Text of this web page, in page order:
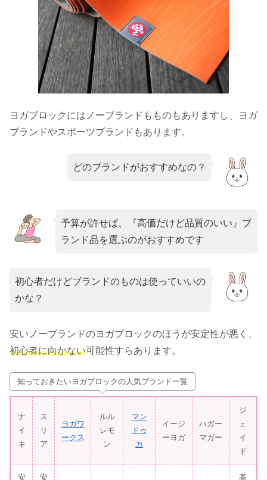
ヨガブロックにはノーブランドもものもありますし、ヨガ
ブランドやスポーツブランドもあります。
どのブランドがおすすめなの？
予算が許せば、『高価だけど品質のいい』ブ
ランド品を選ぶのがおすすめです
初心者だけどブランドのものは使っていいの
かな？
安いノーブランドのヨガブロックのほうが安定性が悪く、
初心者に向かない可能性すらあります。
知っておきたいヨガブロックの人気ブランド一覧
ナ
イ
キ
ス
リ
ア
ヨガワ
ークス
ルル
レモ
ン
マン
ドゥ
カ
イージ
ーヨガ
ハガー
マガー
ジ
ェ
イ
ド
安 安 高